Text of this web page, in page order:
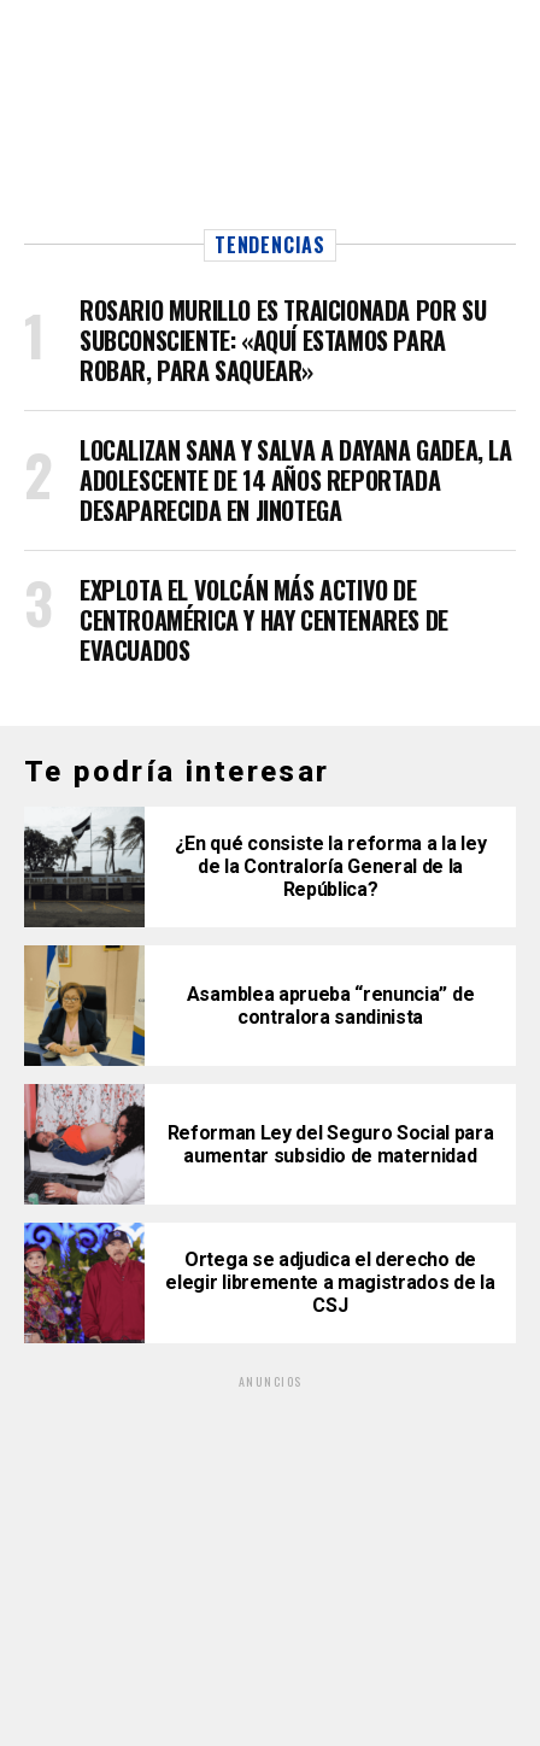
TENDENCIAS
ROSARIO MURILLO ES TRAICIONADA POR SU
SUBCONSCIENTE: «AQUÍ ESTAMOS PARA
ROBAR, PARA SAQUEAR»
LOCALIZAN SANA Y SALVA A DAYANA GADEA, LA
ADOLESCENTE DE 14 AÑOS REPORTADA
DESAPARECIDA EN JINOTEGA
EXPLOTA EL VOLCÁN MÁS ACTIVO DE
CENTROAMÉRICA Y HAY CENTENARES DE
EVACUADOS
Te podría interesar
¿En qué consiste la reforma a la ley
de la Contraloría General de la
República?
Asamblea aprueba “renuncia” de
contralora sandinista
Reforman Ley del Seguro Social para
aumentar subsidio de maternidad
Ortega se adjudica el derecho de
elegir libremente a magistrados de la
CSJ
ANUNCIOS